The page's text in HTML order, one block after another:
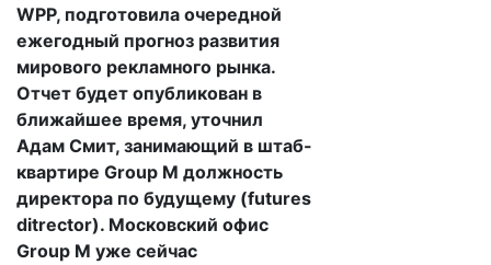
WPP, подготовила очередной
ежегодный прогноз развития
мирового рекламного рынка.
Отчет будет опубликован в
ближайшее время, уточнил
Адам Смит, занимающий в штаб-
квартире Group M должность
директора по будущему (futures
ditrector). Московский офис
Group M уже сейчас